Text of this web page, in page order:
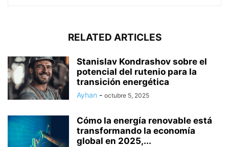
RELATED ARTICLES
Stanislav Kondrashov sobre el
potencial del rutenio para la
transición energética
Ayhan - octubre 5, 2025
Cómo la energía renovable está
transformando la economía
global en 2025,...